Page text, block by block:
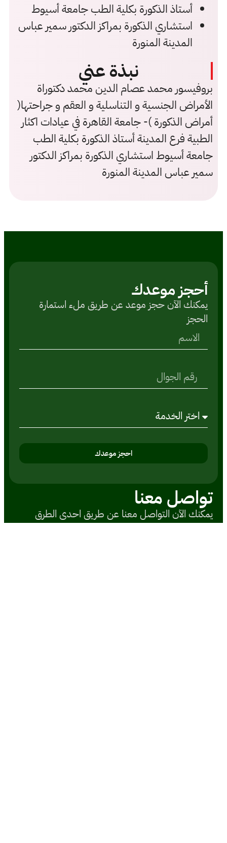
أستاذ الذكورة بكلية الطب جامعة أسيوط
استشاري الذكورة بمراكز الدكتور سمير عباس
المدينة المنورة
نبذة عني
بروفيسور محمد عصام الدين محمد دكتوراة
الأمراض الجنسية و التناسلية و العقم و جراحتها(
أمراض الذكورة )- جامعة القاهرة في عيادات اكثار
الطبية فرع المدينة أستاذ الذكورة بكلية الطب
جامعة أسيوط استشاري الذكورة بمراكز الدكتور
سمير عباس المدينة المنورة
أحجز موعدك
یمكنك الآن حجز موعد عن طريق ملء استمارة
الحجز
احجز موعدك
تواصل معنا
يمكنك الآن التواصل معنا عن طريق احدى الطرق
التالية